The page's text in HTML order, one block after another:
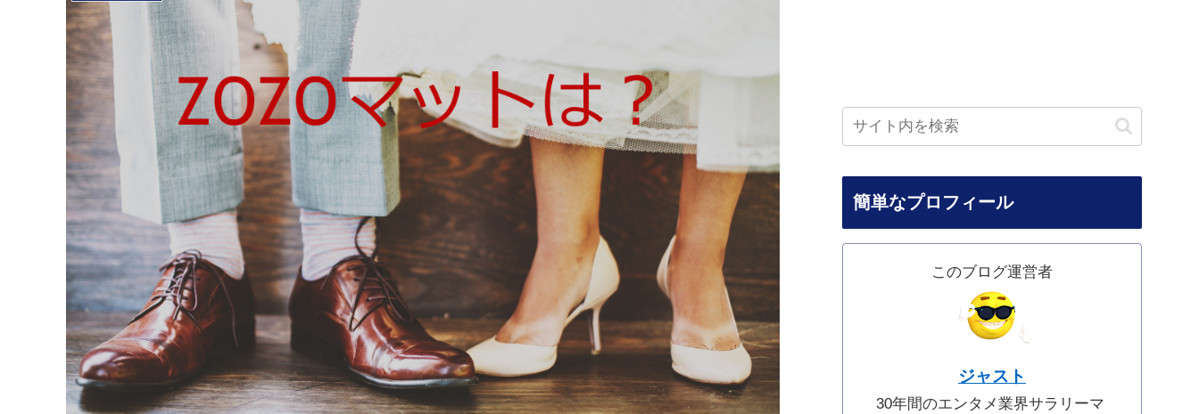
簡単なプロフィール
このブログ運営者
ジャスト
30年間のエンタメ業界サラリーマ